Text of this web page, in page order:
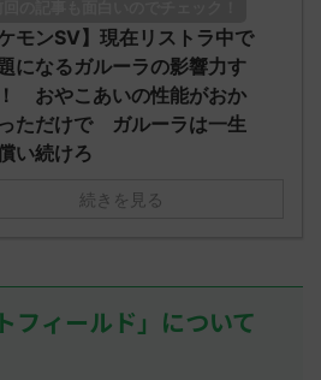
エクスレ
っこいいから助かる 名
0971 名無しさん、君に
ｯﾁｮｲW b524-NwUu)
水 ...
2023/06/
え忘れたガ
たラウドボ
しさん0624
ケモンSV】現在リストラ中で
になるガルーラの影響力す
おやこあいの性能がおか
ただけで ガルーラは一生
い続けろ
続きを見る
フィールド」について